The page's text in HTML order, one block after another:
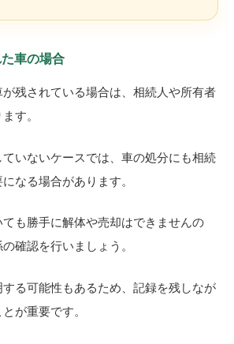
車の場合
残されている場合は、相続人や所有者
す。
いないケースでは、車の処分にも相続
なる場合があります。
も勝手に解体や売却はできませんの
確認を行いましょう。
る可能性もあるため、記録を残しなが
が重要です。